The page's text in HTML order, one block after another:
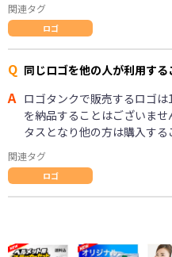
関連タグ
ロゴ
Q 同じロゴを他の人が利用する
A ロゴタンクで販売するロゴ
を納品することはございま
タスとなり他の方は購入す
関連タグ
ロゴ